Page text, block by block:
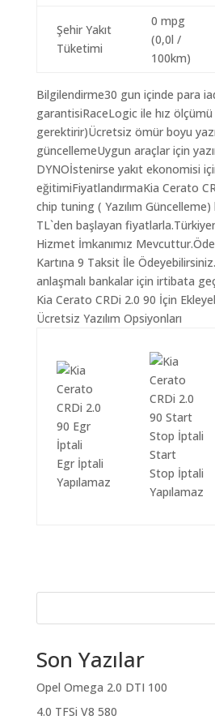
Şehir Yakıt
Tüketimi
0 mpg
(0,0l /
100km)
Bilgilendirme30 gun içinde para
garantisiRaceLogic ile hız ölçümü
gerektirir)Ücretsiz ömür boyu
güncellemeUygun araçlar için
DYNOİstenirse yakıt ekonomisi
eğitimiFiyatlandırmaKia Cerato
chip tuning ( Yazılım
TL`den başlayan
Hizmet İmkanımız
Kartına 9 Taksit İle
anlaşmalı bankalar için irtibata
Kia Cerato CRDi 2.0 90 İçin
Ücretsiz Yazılım Opsiyonları
Egr İptali
Yapılamaz
Start
Stop İptali
Yapılamaz
Son Yazılar
Opel Omega 2.0 DTI 100
4.0 TFSi V8 580